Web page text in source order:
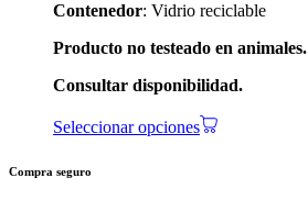
Contenedor: Vidrio reciclable
Producto no testeado en animales.
Consultar disponibilidad.
Seleccionar opciones
Compra seguro